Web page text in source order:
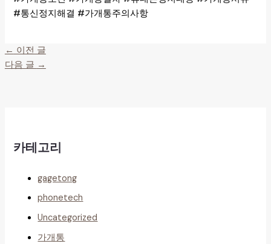
#통신정지해결 #가개통주의사항
← 이전 글
다음 글 →
카테고리
gagetong
phonetech
Uncategorized
가개통